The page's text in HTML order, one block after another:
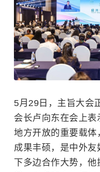
5月29日，主旨大会
会长卢向东在会上
地方开放的重要载体
成果丰硕，是中外
下多边合作大势，